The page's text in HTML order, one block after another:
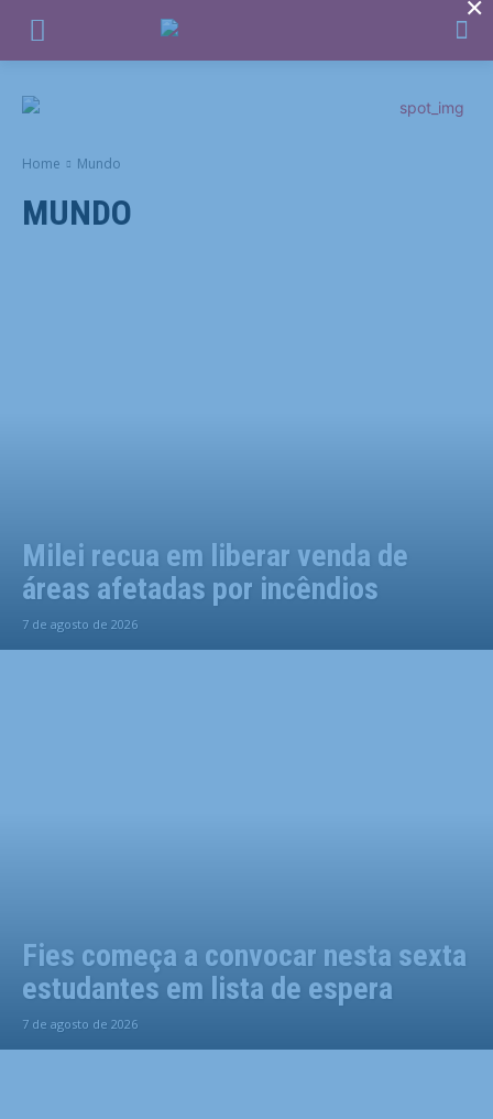
Home Mundo
MUNDO
Milei recua em liberar venda de
áreas afetadas por incêndios
7 de agosto de 2026
Fies começa a convocar nesta sexta
estudantes em lista de espera
7 de agosto de 2026